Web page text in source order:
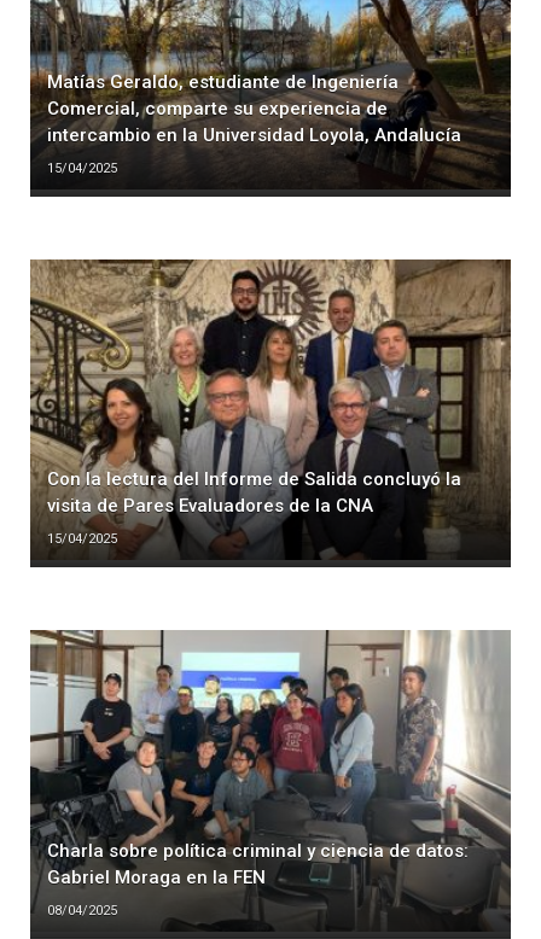
Matías Geraldo, estudiante de Ingeniería
Comercial, comparte su experiencia de
intercambio en la Universidad Loyola, Andalucía
15/04/2025
Con la lectura del Informe de Salida concluyó la
visita de Pares Evaluadores de la CNA
15/04/2025
Charla sobre política criminal y ciencia de datos:
Gabriel Moraga en la FEN
08/04/2025